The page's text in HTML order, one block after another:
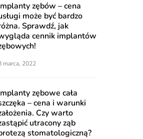
zębów – cena
może być bardzo
Sprawdź, jak
cennik implantów
marca, 2022
zębowe cała
– cena i warunki
Czy warto
utracony ząb
stomatologiczną?